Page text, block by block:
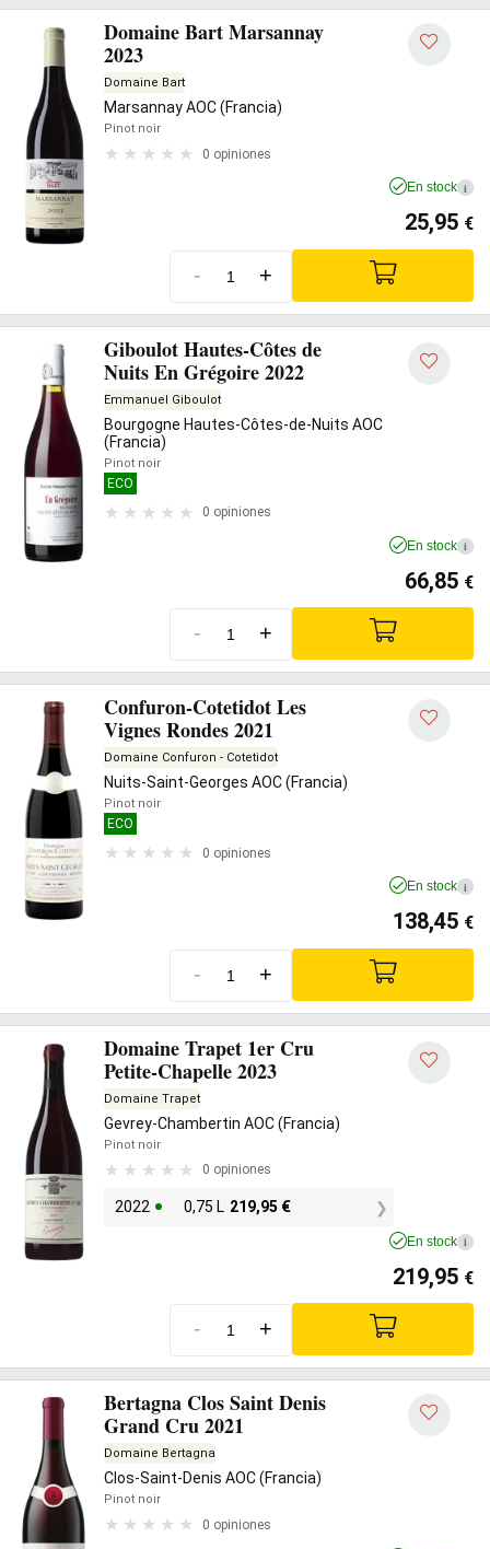
Domaine Bart Marsannay
2023
Domaine Bart
Marsannay AOC (Francia)
Pinot noir
0 opiniones
En stock i
25,95 €
- +
Giboulot Hautes-Côtes de
Nuits En Grégoire 2022
Emmanuel Giboulot
Bourgogne Hautes-Côtes-de-Nuits AOC
(Francia)
Pinot noir
ECO
0 opiniones
En stock i
66,85 €
- +
Confuron-Cotetidot Les
Vignes Rondes 2021
Domaine Confuron - Cotetidot
Nuits-Saint-Georges AOC (Francia)
Pinot noir
ECO
0 opiniones
En stock i
138,45 €
- +
Domaine Trapet 1er Cru
Petite-Chapelle 2023
Domaine Trapet
Gevrey-Chambertin AOC (Francia)
Pinot noir
0 opiniones
2022 0,75 L 219,95 €
En stock i
219,95 €
- +
Bertagna Clos Saint Denis
Grand Cru 2021
Domaine Bertagna
Clos-Saint-Denis AOC (Francia)
Pinot noir
0 opiniones